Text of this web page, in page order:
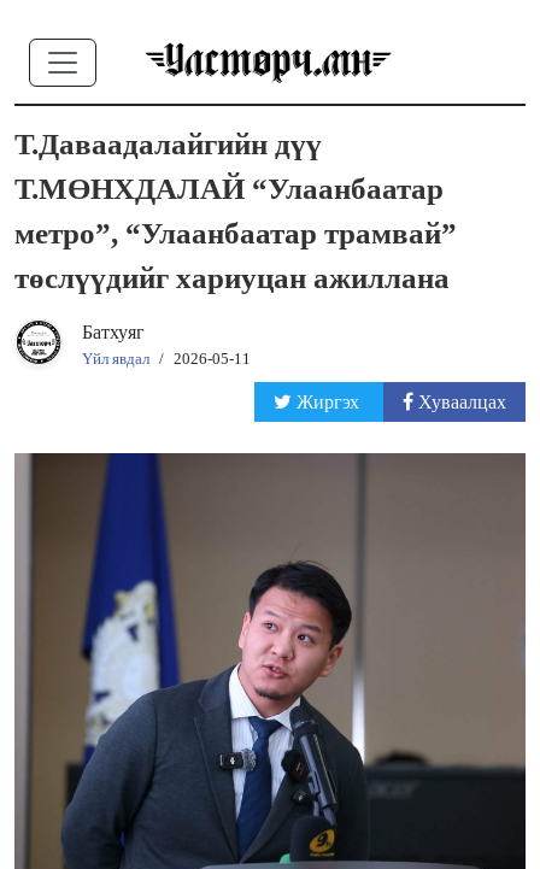
Т.Даваадалайгийн дүү
Т.МӨНХДАЛАЙ “Улаанбаатар
метро”, “Улаанбаатар трамвай”
төслүүдийг хариуцан ажиллана
Батхуяг
Үйл явдал / 2026-05-11
Жиргэх Хуваалцах